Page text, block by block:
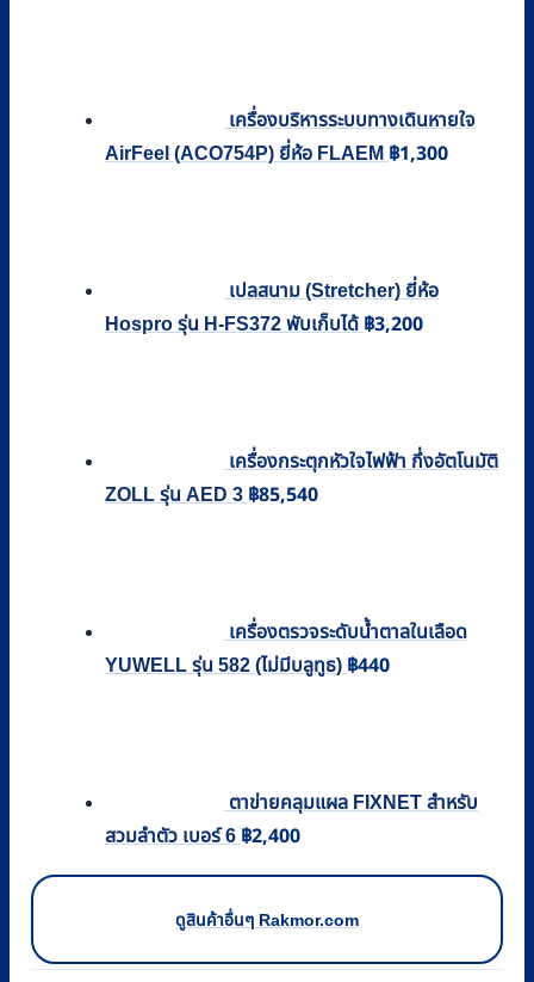
เครื่องบริหารระบบทางเดินหายใจ
AirFeel (ACO754P) ยี่ห้อ FLAEM ฿1,300
เปลสนาม (Stretcher) ยี่ห้อ
Hospro รุ่น H-FS372 พับเก็บได้ ฿3,200
เครื่องกระตุกหัวใจไฟฟ้า กึ่งอัตโนมัติ
ZOLL รุ่น AED 3 ฿85,540
เครื่องตรวจระดับน้ำตาลในเลือด
YUWELL รุ่น 582 (ไม่มีบลูทูธ) ฿440
ตาข่ายคลุมแผล FIXNET สำหรับ
สวมลำตัว เบอร์ 6 ฿2,400
ดูสินค้าอื่นๆ Rakmor.com